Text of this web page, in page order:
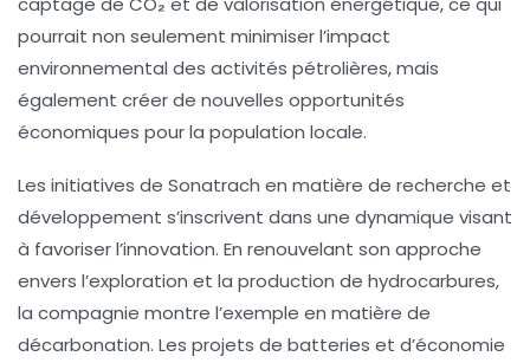
pourrait non seulement minimiser l’impact
environnemental des activités pétrolières, mais
également créer de nouvelles opportunités
économiques pour la population locale.
Les initiatives de Sonatrach en matière de recherche et
développement s’inscrivent dans une dynamique visant
à favoriser l’innovation. En renouvelant son approche
envers l’exploration et la production de hydrocarbures,
la compagnie montre l’exemple en matière de
décarbonation. Les projets de batteries et d’économie